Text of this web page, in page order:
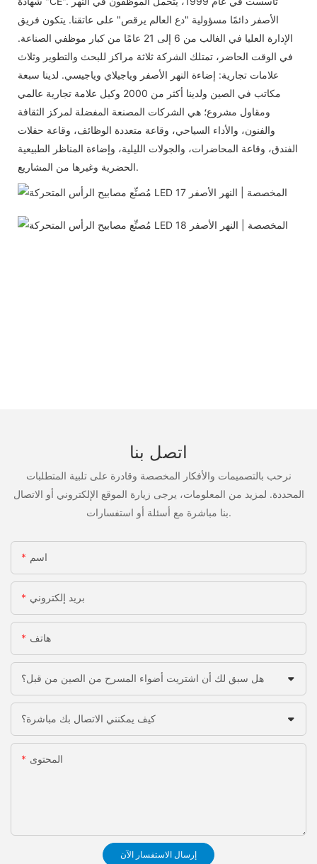
الأصفر دائمًا مسؤولية "دع العالم يرقص" على عاتقنا. يتكون فريق
الإدارة العليا في الغالب من 6 إلى 21 عامًا من كبار موظفي الصناعة.
في الوقت الحاضر، تمتلك الشركة ثلاثة مراكز للبحث والتطوير وثلاث
علامات تجارية: إضاءة النهر الأصفر وياجيلاي وياجيسي. لدينا سبعة
مكاتب في الصين ولدينا أكثر من 2000 وكيل علامة تجارية عالمي
ومقاول مشروع؛ هي الشركات المصنعة المفضلة لمركز الثقافة
والفنون، والأداء السياحي، وقاعة متعددة الوظائف، وقاعة حفلات
الفندق، وقاعة المحاضرات، والجولات الليلية، وإضاءة المناظر الطبيعية
الحضرية وغيرها من المشاريع.
اتصل بنا
نرحب بالتصميمات والأفكار المخصصة وقادرة على تلبية المتطلبات
المحددة. لمزيد من المعلومات، يرجى زيارة الموقع الإلكتروني أو الاتصال
بنا مباشرة مع أسئلة أو استفسارات.
اسم
بريد إلكتروني
هاتف
هل سبق لك أن اشتريت أضواء المسرح من الصين من قبل؟
كيف يمكنني الاتصال بك مباشرة؟
المحتوى
إرسال الاستفسار الآن